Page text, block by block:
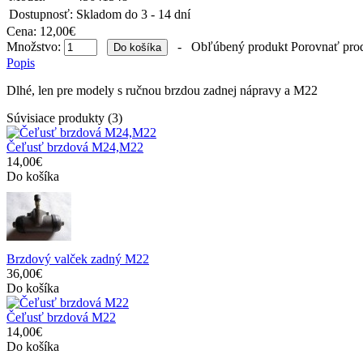
Dostupnosť: Skladom do 3 - 14 dní
Cena: 12,00€
Množstvo:
- Obľúbený produkt Porovnať
Popis
Dlhé, len pre modely s ručnou brzdou zadnej nápravy a M22
Súvisiace produkty (3)
Čeľusť brzdová M24,M22
14,00€
Do košíka
Brzdový valček zadný M22
36,00€
Do košíka
Čeľusť brzdová M22
14,00€
Do košíka